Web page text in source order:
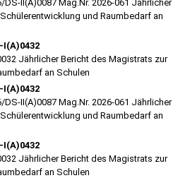
DS-II(A)0087 Mag.Nr. 2026-061 Jährlicher
und Raumbedarf an
I(A)0432
Jährlicher Bericht des Magistrats zur
an Schulen
I(A)0432
DS-II(A)0087 Mag.Nr. 2026-061 Jährlicher
und Raumbedarf an
I(A)0432
Jährlicher Bericht des Magistrats zur
an Schulen